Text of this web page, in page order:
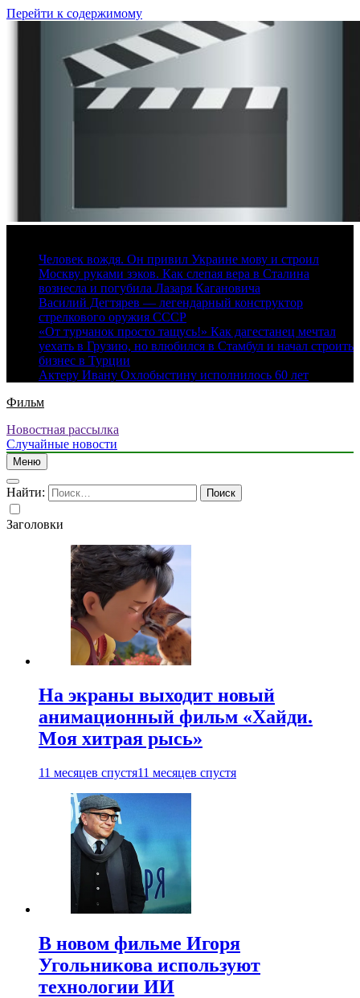
Перейти к содержимому
Человек вождя. Он привил Украине мову и строил
Москву руками зэков. Как слепая вера в Сталина
вознесла и погубила Лазаря Кагановича
Василий Дегтярев — легендарный конструктор
стрелкового оружия СССР
«От турчанок просто тащусь!» Как дагестанец мечтал
уехать в Грузию, но влюбился в Стамбул и начал строить
бизнес в Турции
Актеру Ивану Охлобыстину исполнилось 60 лет
Фильм
Новостная рассылка
Случайные новости
Меню
Найти:
Заголовки
На экраны выходит новый
анимационный фильм «Хайди.
Моя хитрая рысь»
11 месяцев спустя11 месяцев спустя
В новом фильме Игоря
Угольникова используют
технологии ИИ